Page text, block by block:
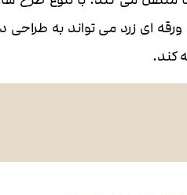
ای زرد می تواند به
کند.